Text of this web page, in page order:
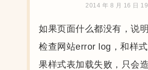
2014 年 8 月 16 日
如果页面什么都没有，说
检查网站error log，和样
果样式表加载失败，只会